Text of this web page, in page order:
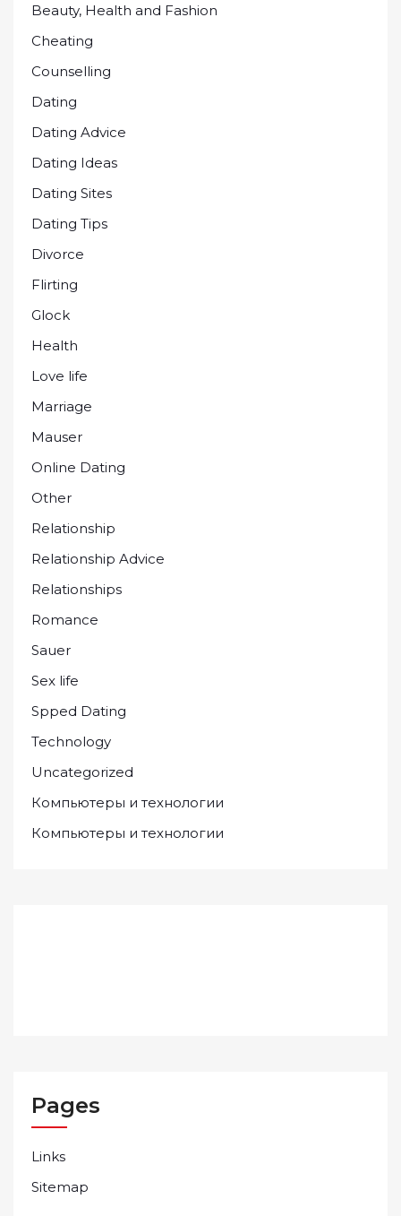
Beauty, Health and Fashion
Cheating
Counselling
Dating
Dating Advice
Dating Ideas
Dating Sites
Dating Tips
Divorce
Flirting
Glock
Health
Love life
Marriage
Mauser
Online Dating
Other
Relationship
Relationship Advice
Relationships
Romance
Sauer
Sex life
Spped Dating
Technology
Uncategorized
Компьютеры и технологии
Компьютеры и технологии
Pages
Links
Sitemap